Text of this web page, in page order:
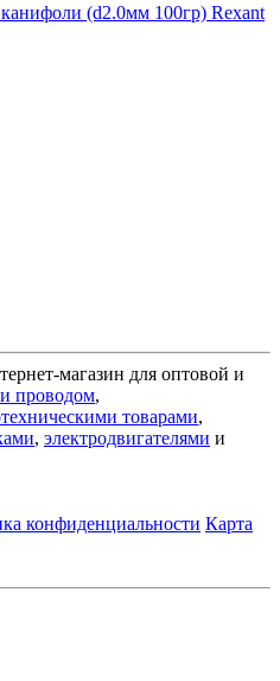
(d2.0мм 100гр) Rexant
магазин для оптовой и
проводом,
товарами,
, электродвигателями и
конфиденциальности Карта